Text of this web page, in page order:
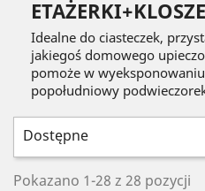
Idealne do ciasteczek,
jakiegoś domowego
pomoże w
popołudniowy
Dostępne
Pokazano 1-28 z 28 pozycji